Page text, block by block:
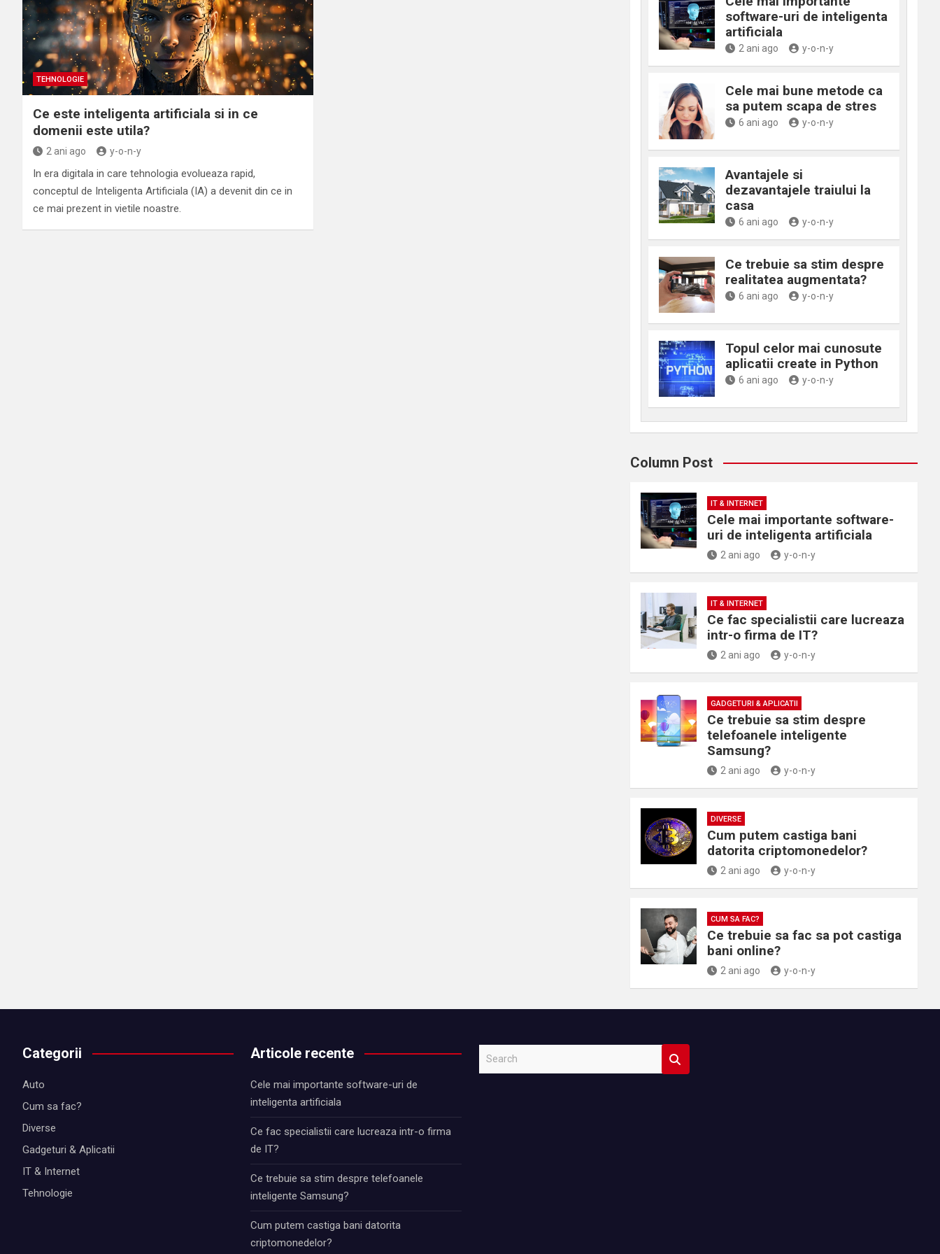
TEHNOLOGIE
Ce este inteligenta artificiala si in ce
domenii este utila?
2 ani ago y-o-n-y
In era digitala in care tehnologia evolueaza rapid,
conceptul de Inteligenta Artificiala (IA) a devenit din ce in
ce mai prezent in vietile noastre.
software-uri de inteligenta
artificiala
2 ani ago y-o-n-y
Cele mai bune metode ca
sa putem scapa de stres
6 ani ago y-o-n-y
Avantajele si
dezavantajele traiului la
casa
6 ani ago y-o-n-y
Ce trebuie sa stim despre
realitatea augmentata?
6 ani ago y-o-n-y
Topul celor mai cunosute
aplicatii create in Python
6 ani ago y-o-n-y
Column Post
IT & INTERNET
Cele mai importante software-
uri de inteligenta artificiala
2 ani ago y-o-n-y
IT & INTERNET
Ce fac specialistii care lucreaza
intr-o firma de IT?
2 ani ago y-o-n-y
GADGETURI & APLICATII
Ce trebuie sa stim despre
telefoanele inteligente
Samsung?
2 ani ago y-o-n-y
DIVERSE
Cum putem castiga bani
datorita criptomonedelor?
2 ani ago y-o-n-y
CUM SA FAC?
Ce trebuie sa fac sa pot castiga
bani online?
2 ani ago y-o-n-y
Categorii
Auto
Cum sa fac?
Diverse
Gadgeturi & Aplicatii
IT & Internet
Tehnologie
Articole recente
Cele mai importante software-uri de
inteligenta artificiala
Ce fac specialistii care lucreaza intr-o firma
de IT?
Ce trebuie sa stim despre telefoanele
inteligente Samsung?
Cum putem castiga bani datorita
criptomonedelor?